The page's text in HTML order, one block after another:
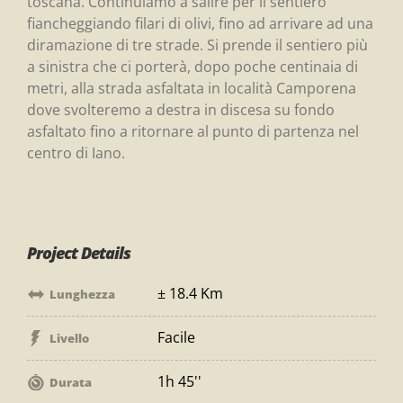
fiancheggiando filari di olivi, fino ad arrivare ad una
diramazione di tre strade. Si prende il sentiero più
a sinistra che ci porterà, dopo poche centinaia di
metri, alla strada asfaltata in località Camporena
dove svolteremo a destra in discesa su fondo
asfaltato fino a ritornare al punto di partenza nel
centro di Iano.
Project Details
Lunghezza ± 18.4 Km
Livello Facile
Durata 1h 45''